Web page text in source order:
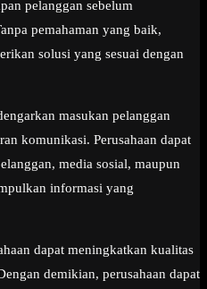
pelanggan sebelum
pemahaman yang baik,
solusi yang sesuai dengan
masukan pelanggan
komunikasi. Perusahaan dapat
media sosial, maupun
informasi yang
dapat meningkatkan kualitas
demikian, perusahaan dapat